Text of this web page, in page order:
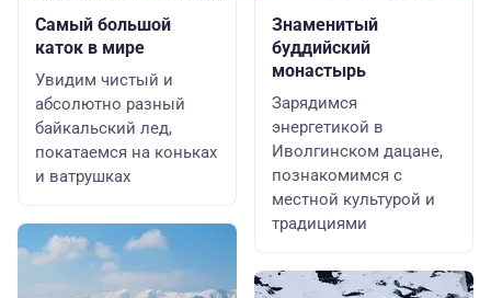
Самый большой
каток в мире
Увидим чистый и
абсолютно разный
байкальский лед,
покатаемся на коньках
и ватрушках
Знаменитый
буддийский
монастырь
Зарядимся
энергетикой в
Иволгинском дацане,
познакомимся с
местной культурой и
традициями